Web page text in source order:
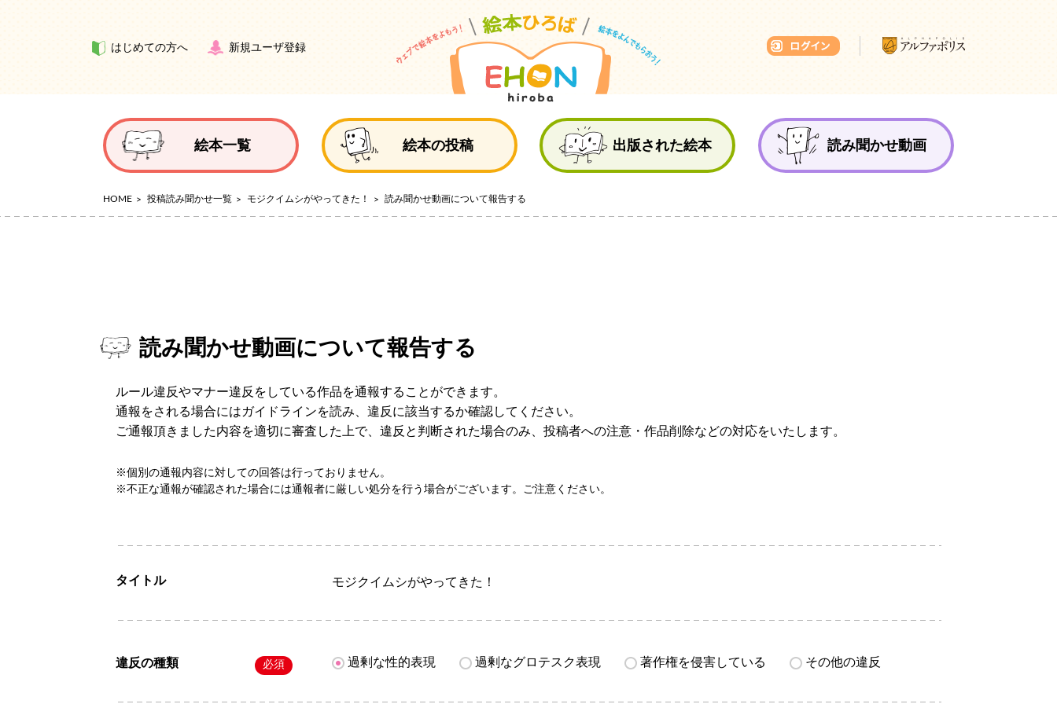
はじめての方へ 新規ユーザ登録
絵本一覧 絵本の投稿 出版された絵本 読み聞かせ動画
HOME 投稿読み聞かせ一覧 モジクイムシがやってきた！ 読み聞かせ動画について報告する
読み聞かせ動画について報告する
ルール違反やマナー違反をしている作品を通報することができます。
通報をされる場合にはガイドラインを読み、違反に該当するか確認してください。
ご通報頂きました内容を適切に審査した上で、違反と判断された場合のみ、投稿者への注意・作品削除などの対応をいたします。
※個別の通報内容に対しての回答は行っておりません。
※不正な通報が確認された場合には通報者に厳しい処分を行う場合がございます。ご注意ください。
タイトル モジクイムシがやってきた！
違反の種類 必須 過剰な性的表現 過剰なグロテスク表現 著作権を侵害している その他の違反